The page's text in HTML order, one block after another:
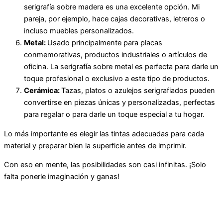
serigrafía sobre madera es una excelente opción. Mi
pareja, por ejemplo, hace cajas decorativas, letreros o
incluso muebles personalizados.
Metal: Usado principalmente para placas
conmemorativas, productos industriales o artículos de
oficina. La serigrafía sobre metal es perfecta para darle un
toque profesional o exclusivo a este tipo de productos.
Cerámica:Tazas, platos o azulejos serigrafiados pueden
convertirse en piezas únicas y personalizadas, perfectas
para regalar o para darle un toque especial a tu hogar.
Lo más importante es elegir las tintas adecuadas para cada
material y preparar bien la superficie antes de imprimir.
Con eso en mente, las posibilidades son casi infinitas. ¡Solo
falta ponerle imaginación y ganas!